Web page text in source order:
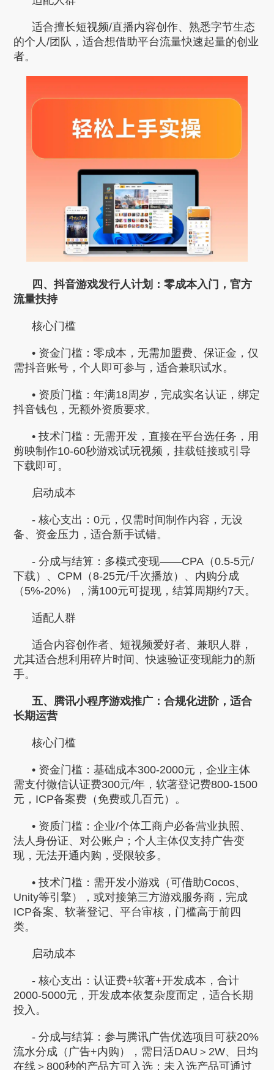
适合擅长短视频/直播内容创作、熟悉字节生态
的个人/团队，适合想借助平台流量快速起量的创业
者。
四、抖音游戏发行人计划：零成本入门，官方
流量扶持
核心门槛
• 资金门槛：零成本，无需加盟费、保证金，仅
需抖音账号，个人即可参与，适合兼职试水。
• 资质门槛：年满18周岁，完成实名认证，绑定
抖音钱包，无额外资质要求。
• 技术门槛：无需开发，直接在平台选任务，用
剪映制作10-60秒游戏试玩视频，挂载链接或引导
下载即可。
启动成本
- 核心支出：0元，仅需时间制作内容，无设
备、资金压力，适合新手试错。
- 分成与结算：多模式变现——CPA（0.5-5元/
下载）、CPM（8-25元/千次播放）、内购分成
（5%-20%），满100元可提现，结算周期约7天。
适配人群
适合内容创作者、短视频爱好者、兼职人群，
尤其适合想利用碎片时间、快速验证变现能力的新
手。
五、腾讯小程序游戏推广：合规化进阶，适合
长期运营
核心门槛
• 资金门槛：基础成本300-2000元，企业主体
需支付微信认证费300元/年，软著登记费800-1500
元，ICP备案费（免费或几百元）。
• 资质门槛：企业/个体工商户必备营业执照、
法人身份证、对公账户；个人主体仅支持广告变
现，无法开通内购，受限较多。
• 技术门槛：需开发小游戏（可借助Cocos、
Unity等引擎），或对接第三方游戏服务商，完成
ICP备案、软著登记、平台审核，门槛高于前四
类。
启动成本
- 核心支出：认证费+软著+开发成本，合计
2000-5000元，开发成本依复杂度而定，适合长期
投入。
- 分成与结算：参与腾讯广告优选项目可获20%
流水分成（广告+内购），需日活DAU＞2W、日均
在线＞800秒的产品方可入选；未入选产品可通过